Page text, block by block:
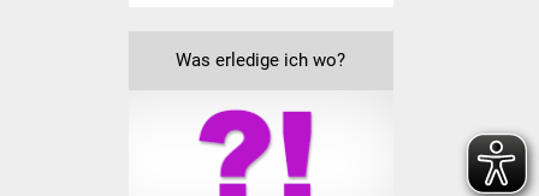
NETZMonitor
Gesundheit und Notfall
Was erledige ich wo?